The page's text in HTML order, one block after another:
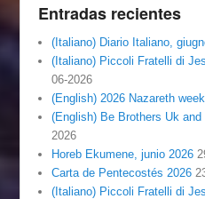
Entradas recientes
(Italiano) Diario Italiano,
(Italiano) Piccoli Fratelli di
06-2026
(English) 2026 Nazareth
(English) Be Brothers Uk
2026
Horeb Ekumene, junio 2026
Carta de Pentecostés 2026
(Italiano) Piccoli Fratelli di